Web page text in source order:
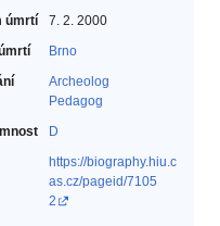
úmrtí
7. 2. 2000
Brno
Archeolog‎
Pedagog‎
D
https://biography.hiu.c
as.cz/pageid/7105
2